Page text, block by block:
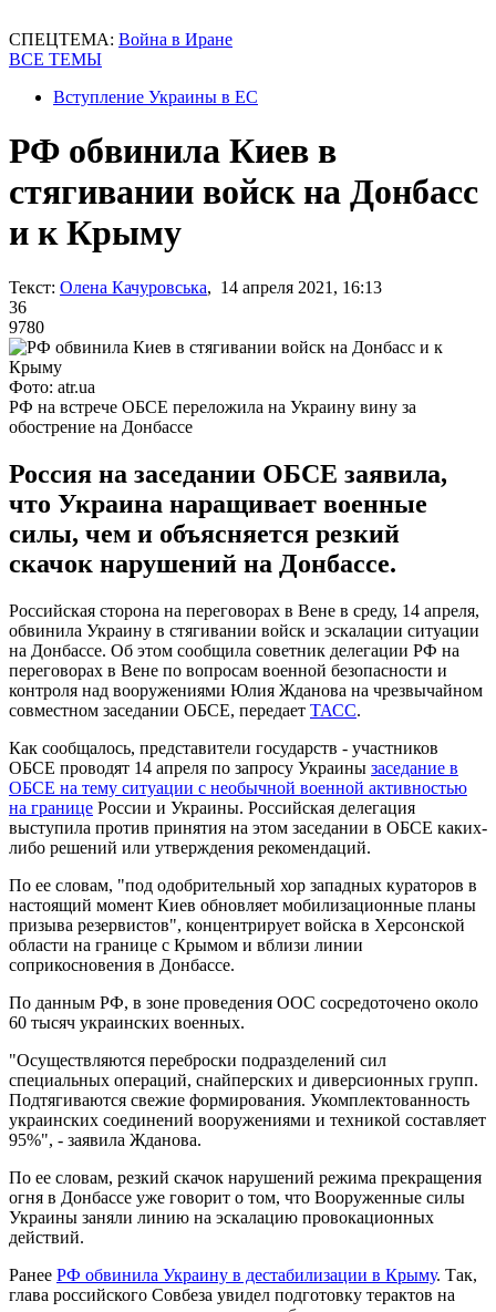
СПЕЦТЕМА: Война в Иране
ВСЕ ТЕМЫ
Вступление Украины в ЕС
РФ обвинила Киев в
стягивании войск на Донбасс
и к Крыму
Текст: Олена Качуровська, 14 апреля 2021, 16:13
36
9780
Фото: atr.ua
РФ на встрече ОБСЕ переложила на Украину вину за
обострение на Донбассе
Россия на заседании ОБСЕ заявила,
что Украина наращивает военные
силы, чем и объясняется резкий
скачок нарушений на Донбассе.
Российская сторона на переговорах в Вене в среду, 14 апреля,
обвинила Украину в стягивании войск и эскалации ситуации
на Донбассе. Об этом сообщила советник делегации РФ на
переговорах в Вене по вопросам военной безопасности и
контроля над вооружениями Юлия Жданова на чрезвычайном
совместном заседании ОБСЕ, передает ТАСС.
Как сообщалось, представители государств - участников
ОБСЕ проводят 14 апреля по запросу Украины заседание в
ОБСЕ на тему ситуации с необычной военной активностью
на границе России и Украины. Российская делегация
выступила против принятия на этом заседании в ОБСЕ каких-
либо решений или утверждения рекомендаций.
По ее словам, "под одобрительный хор западных кураторов в
настоящий момент Киев обновляет мобилизационные планы
призыва резервистов", концентрирует войска в Херсонской
области на границе с Крымом и вблизи линии
соприкосновения в Донбассе.
По данным РФ, в зоне проведения ООС сосредоточено около
60 тысяч украинских военных.
"Осуществляются переброски подразделений сил
специальных операций, снайперских и диверсионных групп.
Подтягиваются свежие формирования. Укомплектованность
украинских соединений вооружениями и техникой составляет
95%", - заявила Жданова.
По ее словам, резкий скачок нарушений режима прекращения
огня в Донбассе уже говорит о том, что Вооруженные силы
Украины заняли линию на эскалацию провокационных
действий.
Ранее РФ обвинила Украину в дестабилизации в Крыму. Так,
глава российского Совбеза увидел подготовку терактов на